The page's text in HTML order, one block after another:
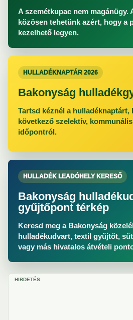
A szemétkupac nem magánügy.
közösen tehetünk azért, hogy a
kezelhető legyen.
HULLADÉKNAPTÁR 2026
Bakonyság
Tartsd kéznél a hulladéknaptárt,
következő szelektív,
időpontról.
HULLADÉK LEADÓHELY KERESŐ
Bakonyság
gyűjtőpont térkép
Keresd meg a Bakonyság
hulladékudvart, textil gyűjtőt,
vagy más hivatalos átvételi
HIRDETÉS